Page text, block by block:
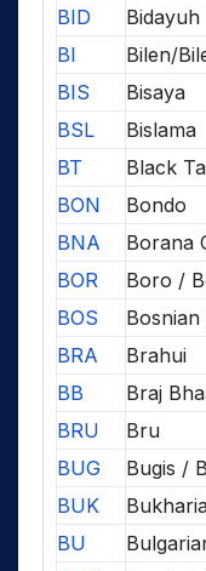
BID
Bidayuh
BI
Bilen/
BIS
Bisaya
BSL
Bislama
BT
Black
BON
Bondo
BNA
Borana
BOR
Boro /
BOS
BRA
Brahui
BB
Braj
BRU
Bru
BUG
Bugis /
BUK
BU